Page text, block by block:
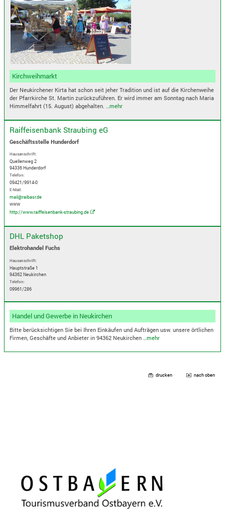
Kirchweihmarkt
Der Neukirchener Kirta hat schon seit jeher Tradition und ist auf die Kirchenweihe
der Pfarrkirche St. Martin zurückzuführen. Er wird immer am Sonntag nach Maria
Himmelfahrt (15. August) abgehalten.…mehr
Raiffeisenbank Straubing eG
Geschäftsstelle Hunderdorf
Hausanschrift:
Quellenweg 2
94336 Hunderdorf
Telefon:
09421/9914-0
E-Mail:
mail@raibasr.de
WWW:
http://www.raiffeisenbank-straubing.de
DHL Paketshop
Elektrohandel Fuchs
Hausanschrift:
Hauptstraße 1
94362 Neukirchen
Telefon:
09961/286
Handel und Gewerbe in Neukirchen
Bitte berücksichtigen Sie bei Ihren Einkäufen und Aufträgen usw. unsere örtlichen
Firmen, Geschäfte und Anbieter in 94362 Neukirchen…mehr
drucken nach oben